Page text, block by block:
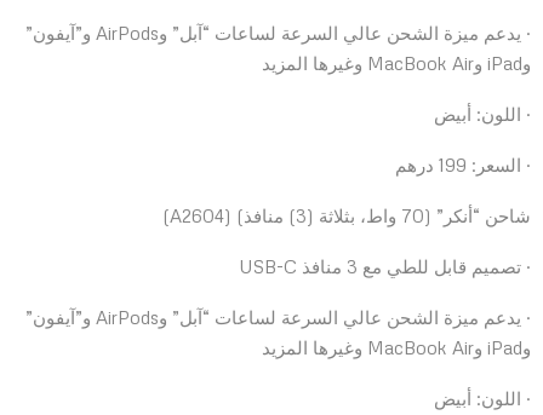
· يدعم ميزة الشحن عالي السرعة لساعات “آبل” وAirPods و”آيفون”
وiPad وMacBook Air وغيرها المزيد
· اللون: أبيض
· السعر: 199 درهم
شاحن “أنكر” (70 واط، بثلاثة (3) منافذ) (A2604)
· تصميم قابل للطي مع 3 منافذ USB-C
· يدعم ميزة الشحن عالي السرعة لساعات “آبل” وAirPods و”آيفون”
وiPad وMacBook Air وغيرها المزيد
· اللون: أبيض